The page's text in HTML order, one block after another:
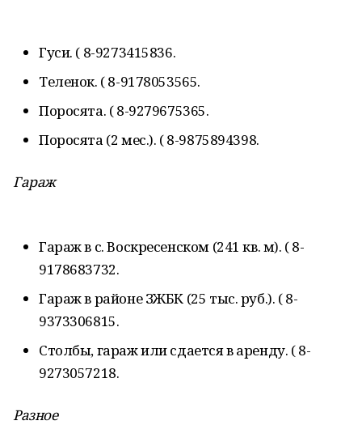
Гуси. ( 8-9273415836.
Теленок. ( 8-9178053565.
Поросята. ( 8-9279675365.
Поросята (2 мес.). ( 8-9875894398.
Гараж
Гараж в с. Воскресенском (241 кв. м). ( 8-
9178683732.
Гараж в районе ЗЖБК (25 тыс. руб.). ( 8-
9373306815.
Столбы, гараж или сдается в аренду. ( 8-
9273057218.
Разное